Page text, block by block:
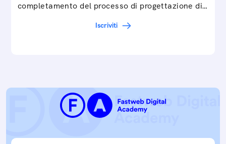
completamento del processo di progettazione di
Iscriviti